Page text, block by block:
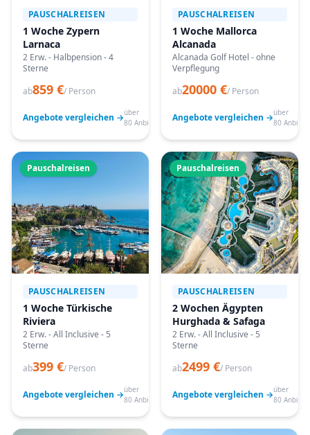
PAUSCHALREISEN
1 Woche Zypern
Larnaca
2 Erw. - Halbpension - 4
Sterne
ab859 €/ Person
Angebote vergleichen →über
80 Anbieter
PAUSCHALREISEN
1 Woche Mallorca
Alcanada
Alcanada Golf Hotel - ohne
Verpflegung
ab20000 €/ Person
Angebote vergleichen →über
80
Pauschalreisen
PAUSCHALREISEN
1 Woche Türkische
Riviera
2 Erw. - All Inclusive - 5
Sterne
ab399 €/ Person
Angebote vergleichen →über
80 Anbieter
Pauschalreisen
PAUSCHALREISEN
2 Wochen Ägypten
Hurghada & Safaga
2 Erw. - All Inclusive - 5
Sterne
ab2499 €/ Person
Angebote vergleichen →über
80